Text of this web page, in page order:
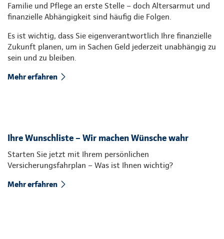
Familie und Pflege an erste Stelle – doch Altersarmut und
finanzielle Abhängigkeit sind häufig die Folgen.
Es ist wichtig, dass Sie eigenverantwortlich Ihre finanzielle
Zukunft planen, um in Sachen Geld jederzeit unabhängig zu
sein und zu bleiben.
Mehr erfahren
Ihre Wunschliste – Wir machen Wünsche wahr
Starten Sie jetzt mit Ihrem persönlichen
Versicherungsfahrplan – Was ist Ihnen wichtig?
Mehr erfahren